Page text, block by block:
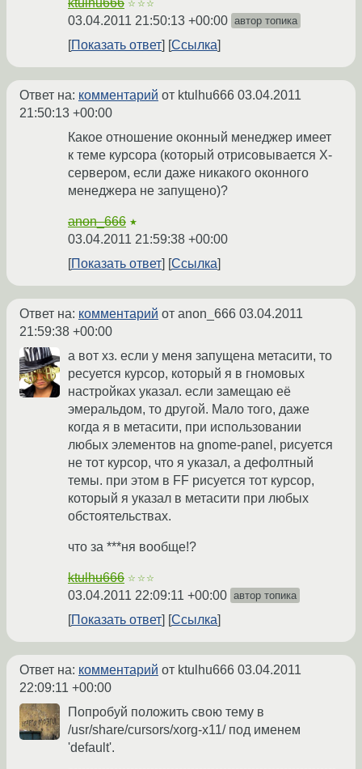
ktulhu666 ☆☆☆
03.04.2011 21:50:13 +00:00 автор топика
Показать ответ Ссылка
Ответ на: комментарий от ktulhu666 03.04.2011
21:50:13 +00:00
Какое отношение оконный менеджер имеет
к теме курсора (который отрисовывается X-
сервером, если даже никакого оконного
менеджера не запущено)?
anon_666 ★
03.04.2011 21:59:38 +00:00
Показать ответ
Ссылка
Ответ на: комментарий от anon_666 03.04.2011
21:59:38 +00:00
а вот хз. если у меня запущена метасити, то
ресуется курсор, который я в гномовых
настройках указал. если замещаю её
эмеральдом, то другой. Мало того, даже
когда я в метасити, при использовании
любых элементов на gnome-panel, рисуется
не тот курсор, что я указал, а дефолтный
темы. при этом в FF рисуется тот курсор,
который я указал в метасити при любых
обстоятельствах.
что за ***ня вообще!?
ktulhu666 ☆☆☆
03.04.2011 22:09:11 +00:00 автор топика
Показать ответ Ссылка
Ответ на: комментарий от ktulhu666 03.04.2011
22:09:11 +00:00
Попробуй положить свою тему в
/usr/share/cursors/xorg-x11/ под именем
'default'.